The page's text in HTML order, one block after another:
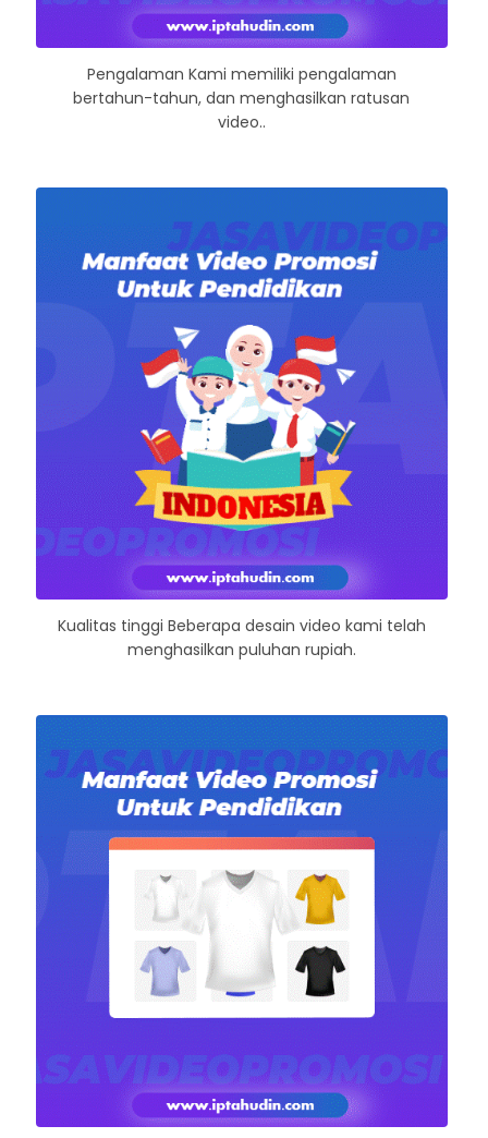
Pengalaman Kami memiliki pengalaman
bertahun-tahun, dan menghasilkan ratusan
video..
Kualitas tinggi Beberapa desain video kami telah
menghasilkan puluhan rupiah.